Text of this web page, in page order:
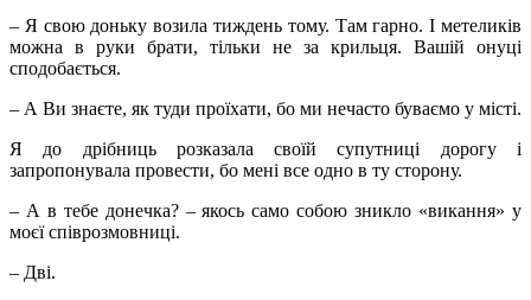
– Я свою доньку возила тиждень тому. Там гарно. І метеликів
можна в руки брати, тільки не за крильця. Вашій онуці
сподобається.
– А Ви знаєте, як туди проїхати, бо ми нечасто буваємо у місті.
Я до дрібниць розказала своїй супутниці дорогу і
запропонувала провести, бо мені все одно в ту сторону.
– А в тебе донечка? – якось само собою зникло «викання» у
моєї співрозмовниці.
– Дві.